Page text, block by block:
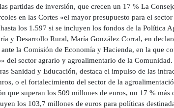
partidas de inversión, que crecen un 17 % La
en las Cortes «el mayor presupuesto para el
los 1.597 si se incluyen los fondos de la Política
y Desarrollo Rural, María González Corral, en
la Comisión de Economía y Hacienda, en la que
del sector agrario y agroalimentario de la
Sanidad y Educación, destaca el impulso de las
o el fortalecimiento del sector de la
que superan los 509 millones de euros, un 17 %
los 103,7 millones de euros para políticas